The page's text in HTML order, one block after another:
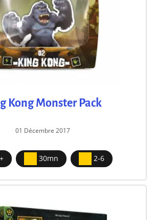
Kong Monster Pack
01 Décembre 2017
30mn 2-6